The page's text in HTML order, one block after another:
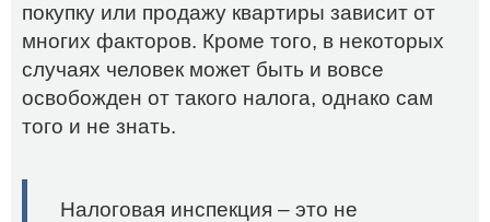
покупку или продажу квартиры зависит от
многих факторов. Кроме того, в некоторых
случаях человек может быть и вовсе
освобожден от такого налога, однако сам
того и не знать.
Налоговая инспекция – это не